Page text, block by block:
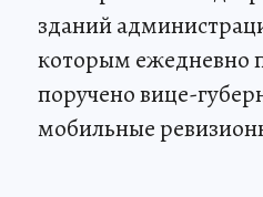
зданий
которым ежедневно
поручено вице-
мобильные